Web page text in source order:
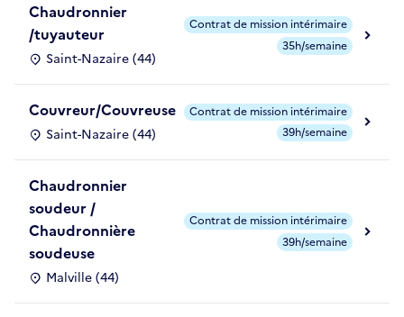
Chaudronnier
/tuyauteur
Saint-Nazaire (44)
Contrat de mission intérimaire
35h/semaine
Couvreur/Couvreuse
Saint-Nazaire (44)
Contrat de mission intérimaire
39h/semaine
Chaudronnier
soudeur /
Chaudronnière
soudeuse
Malville (44)
Contrat de mission intérimaire
39h/semaine